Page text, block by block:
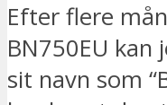
Efter flere
BN750EU
sit navn som